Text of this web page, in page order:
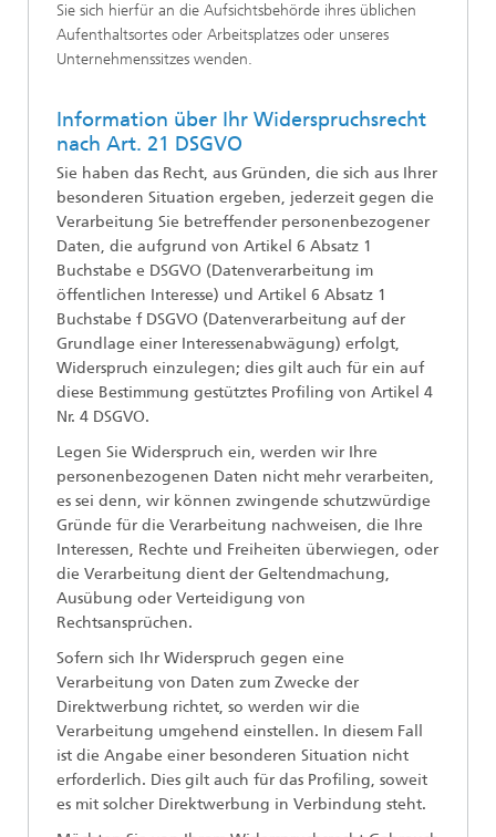
Sie sich hierfür an die Aufsichtsbehörde ihres üblichen
Aufenthaltsortes oder Arbeitsplatzes oder unseres
Unternehmenssitzes wenden.
Information über Ihr Widerspruchsrecht
nach Art. 21 DSGVO
Sie haben das Recht, aus Gründen, die sich aus Ihrer
besonderen Situation ergeben, jederzeit gegen die
Verarbeitung Sie betreffender personenbezogener
Daten, die aufgrund von Artikel 6 Absatz 1
Buchstabe e DSGVO (Datenverarbeitung im
öffentlichen Interesse) und Artikel 6 Absatz 1
Buchstabe f DSGVO (Datenverarbeitung auf der
Grundlage einer Interessenabwägung) erfolgt,
Widerspruch einzulegen; dies gilt auch für ein auf
diese Bestimmung gestütztes Profiling von Artikel 4
Nr. 4 DSGVO.
Legen Sie Widerspruch ein, werden wir Ihre
personenbezogenen Daten nicht mehr verarbeiten,
es sei denn, wir können zwingende schutzwürdige
Gründe für die Verarbeitung nachweisen, die Ihre
Interessen, Rechte und Freiheiten überwiegen, oder
die Verarbeitung dient der Geltendmachung,
Ausübung oder Verteidigung von
Rechtsansprüchen.
Sofern sich Ihr Widerspruch gegen eine
Verarbeitung von Daten zum Zwecke der
Direktwerbung richtet, so werden wir die
Verarbeitung umgehend einstellen. In diesem Fall
ist die Angabe einer besonderen Situation nicht
erforderlich. Dies gilt auch für das Profiling, soweit
es mit solcher Direktwerbung in Verbindung steht.